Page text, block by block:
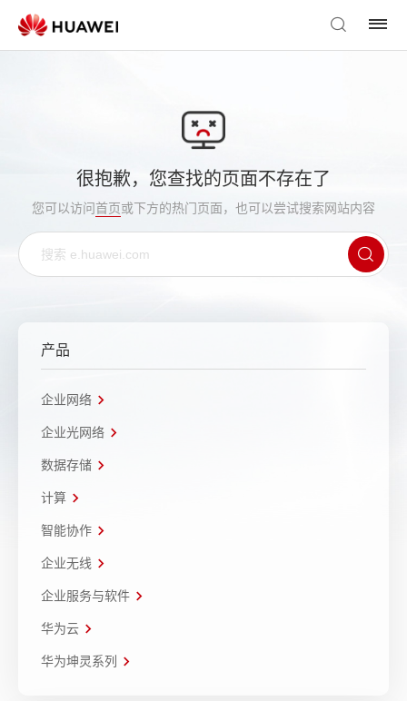
很抱歉，您查找的页面不存在了
您可以访问首页或下方的热门页面，也可以尝试搜索网站内容
产品
企业网络
企业光网络
数据存储
计算
智能协作
企业无线
企业服务与软件
华为云
华为坤灵系列